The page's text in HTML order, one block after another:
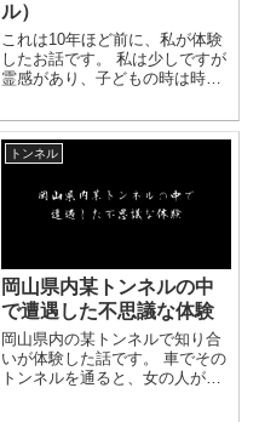
ル）
これは10年ほど前に、私が体験
したお話です。 私は少しですが
霊感があり、子どもの時は時々
見ていなくても、不気味な雰囲
気を感じ取る時も多々ありまし
た。 ある日、私は家族と共に車
トンネル
岡山県内某トンネルの中
で遭遇した不思議な体験
岡山県内の某トンネルで知り合
いが体験した話です。 車でその
トンネルを通ると、女の人が追